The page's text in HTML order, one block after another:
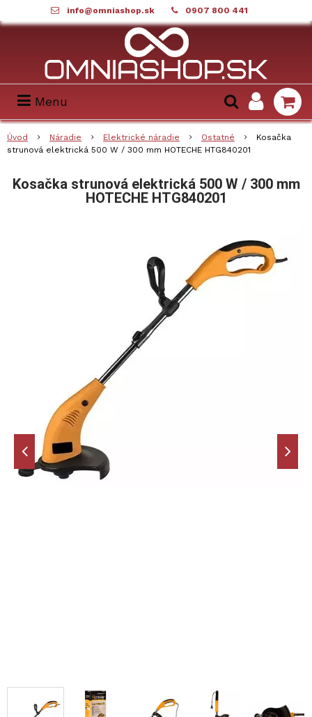
info@omniashop.sk 0907 800 441
Menu
Úvod Náradie Elektrické náradie Ostatné
Kosačka
strunová elektrická 500 W / 300 mm HOTECHE HTG840201
Kosačka strunová elektrická 500 W / 300 mm
HOTECHE HTG840201